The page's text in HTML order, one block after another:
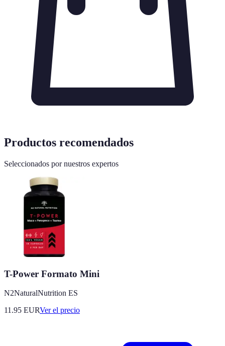
Productos recomendados
Seleccionados por nuestros expertos
T-Power Formato Mini
N2NaturalNutrition ES
11.95 EURVer el precio